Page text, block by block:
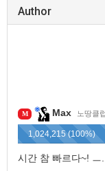
Author
M Max 노땅클럽
1,024,215 (100%)
시간 참 빠르다~! ㅡ